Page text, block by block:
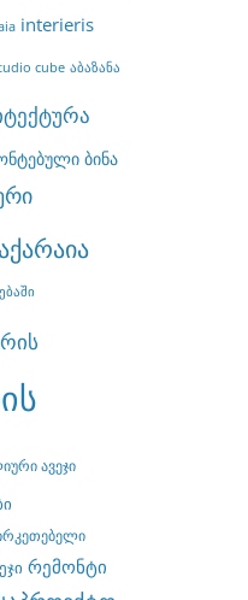
interieris
cube აბაზანა
ბინა
ავეჯი
რემონტი